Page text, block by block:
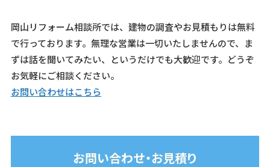
岡山リフォーム相談所では、建物の調査やお見積もりは無料
で行っております。無理な営業は一切いたしませんので、ま
ずは話を聞いてみたい、というだけでも大歓迎です。どうぞ
お気軽にご相談ください。
お問い合わせはこちら
お問い合わせ・お見積り